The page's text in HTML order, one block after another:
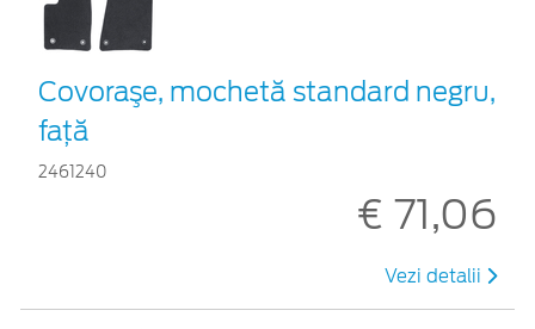
Covoraşe, mochetă standard negru,
față
2461240
€ 71,06
Vezi detalii